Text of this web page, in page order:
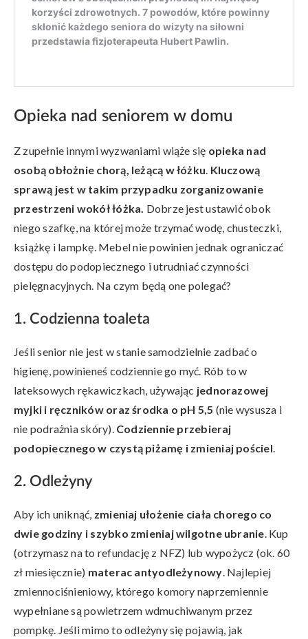
Opieka nad seniorem w domu
Z zupełnie innymi wyzwaniami wiąże się opieka nad
osobą obłożnie chorą, leżącą w łóżku. Kluczową
sprawą jest w takim przypadku zorganizowanie
przestrzeni wokół łóżka. Dobrze jest ustawić obok
niego szafkę, na której może trzymać wodę, chusteczki,
książkę i lampkę. Mebel nie powinien jednak ograniczać
dostępu do podopiecznego i utrudniać czynności
pielęgnacyjnych. Na czym będą one polegać?
1. Codzienna toaleta
Jeśli senior nie jest w stanie samodzielnie zadbać o
higienę, powinieneś codziennie go myć. Rób to w
lateksowych rękawiczkach, używając jednorazowej
myjki i ręczników oraz środka o pH 5,5 (nie wysusza i
nie podrażnia skóry). Codziennie przebieraj
podopiecznego w czystą piżamę i zmieniaj pościel.
2. Odleżyny
Aby ich uniknąć, zmieniaj ułożenie ciała chorego co
dwie godziny i szybko zmieniaj wilgotne ubranie. Kup
(otrzymasz na to refundację z NFZ) lub wypożycz (ok. 60
zł miesięcznie) materac antyodleżynowy. Najlepiej
zmiennociśnieniowy, którego komory naprzemiennie
wypełniane są powietrzem wdmuchiwanym przez
pompkę. Jeśli mimo to odleżyny się pojawią, jak